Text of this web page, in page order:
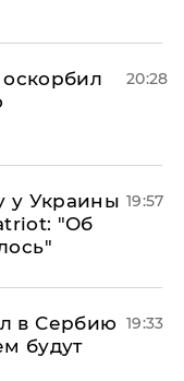
20:28
у Украины
"Об
19:57
в Сербию
будут
19:33